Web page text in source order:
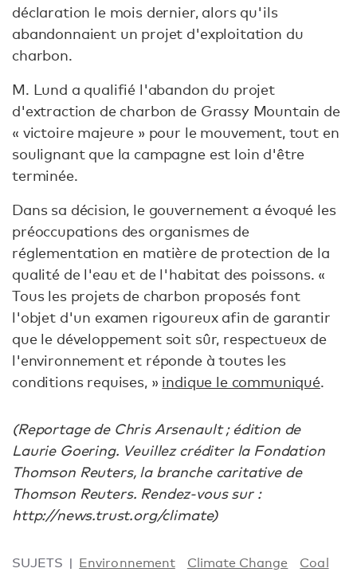
déclaration le mois dernier, alors qu'ils
abandonnaient un projet d'exploitation du
charbon.
M. Lund a qualifié l'abandon du projet
d'extraction de charbon de Grassy Mountain de
« victoire majeure » pour le mouvement, tout en
soulignant que la campagne est loin d'être
terminée.
Dans sa décision, le gouvernement a évoqué les
préoccupations des organismes de
réglementation en matière de protection de la
qualité de l'eau et de l'habitat des poissons. «
Tous les projets de charbon proposés font
l'objet d'un examen rigoureux afin de garantir
que le développement soit sûr, respectueux de
l'environnement et réponde à toutes les
conditions requises, » indique le communiqué.
(Reportage de Chris Arsenault ; édition de
Laurie Goering. Veuillez créditer la Fondation
Thomson Reuters, la branche caritative de
Thomson Reuters. Rendez-vous sur :
http://news.trust.org/climate)
SUJETS Environnement Climate Change Coal